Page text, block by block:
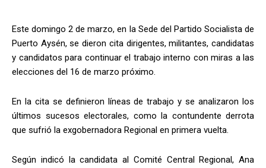
Este domingo 2 de marzo, en la Sede del Partido Socialista de
Puerto Aysén, se dieron cita dirigentes, militantes, candidatas
y candidatos para continuar el trabajo interno con miras a las
elecciones del 16 de marzo próximo.
En la cita se definieron líneas de trabajo y se analizaron los
últimos sucesos electorales, como la contundente derrota
que sufrió la exgobernadora Regional en primera vuelta.
Según indicó la candidata al Comité Central Regional, Ana